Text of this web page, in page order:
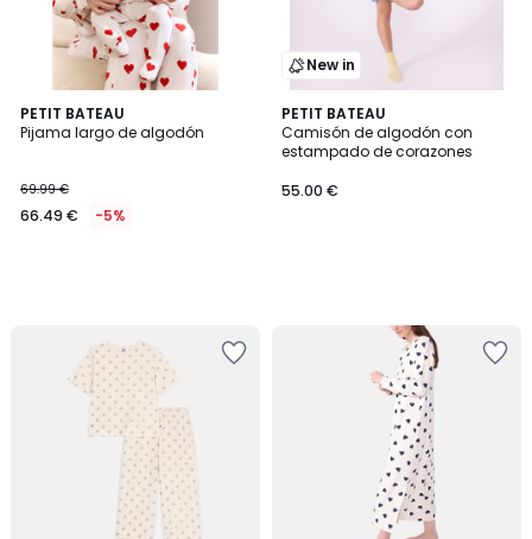
PETIT BATEAU
Pijama largo de algodón
69.99 €
66.49 € -5%
New in
PETIT BATEAU
Camisón de algodón con
estampado de corazones
55.00 €